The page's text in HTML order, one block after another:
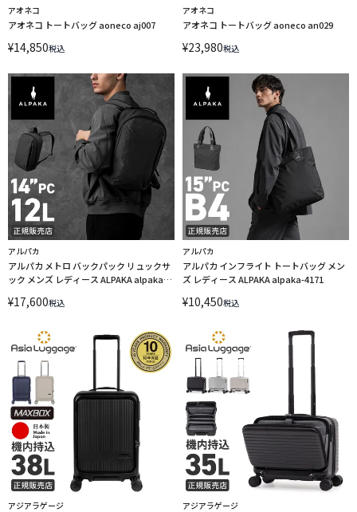
アオネコ
アオネコ トートバッグ aoneco aj007
¥14,850税込
アオネコ
アオネコ トートバッグ aoneco an029
¥23,980税込
アルパカ
アルパカ メトロ バックパック リュックサ
ック メンズ レディース ALPAKA alpaka-
¥17,600税込
アルパカ
アルパカ インフライト トートバッグ メン
ズ レディース ALPAKA alpaka-4171
¥10,450税込
アジアラゲージ アジアラゲージ